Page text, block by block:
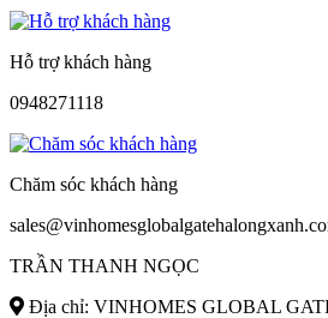
Hỗ trợ khách hàng
0948271118
Chăm sóc khách hàng
TRẦN THANH NGỌC
Địa chỉ: VINHOMES GLOBAL